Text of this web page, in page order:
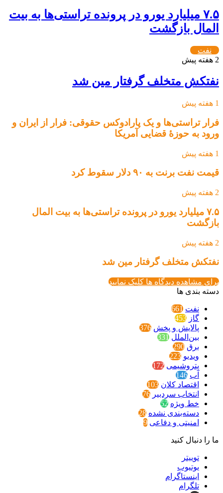
۷.۵ میلیارد یورو در پرونده تراستی‌ها به بیت
المال بازگشت
نفت
2 هفته پیش
نفتکش متخلف گرفتار مین شد
1 هفته پیش
فرار تراستی‌ها و یک پارادوکس حقوقی: فرار از ایران و
ورود به حوزۀ قضایی آمریکا
1 هفته پیش
قیمت نفت برنت به ۹۰ دلار سقوط کرد
2 هفته پیش
۷.۵ میلیارد یورو در پرونده تراستی‌ها به بیت المال
بازگشت
2 هفته پیش
نفتکش متخلف گرفتار مین شد
برای مشاهده دیدگاه ها کلیک نمایید
دسته بندی ها
نفت 661
گاز 453
پالایش و پخش 376
بین‌الملل 331
برق 290
ویدیو 223
پتروشیمی 172
آب 146
اقتصاد کلان 103
انتخاب سردبیر 76
خط ویژه 52
دسته‌بندی نشده 28
امنیتی و دفاعی 9
ما را دنبال کنید
توییتر
یوتیوب
اینستاگرام
تلگرام